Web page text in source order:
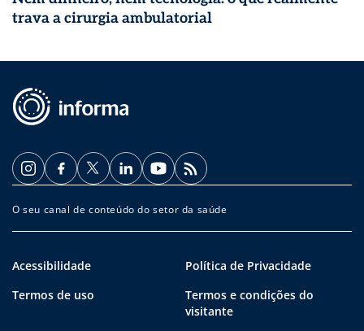
trava a cirurgia ambulatorial
O seu canal de conteúdo do setor da saúde
Acessibilidade
Política de Privacidade
Termos de uso
Termos e condições do
visitante